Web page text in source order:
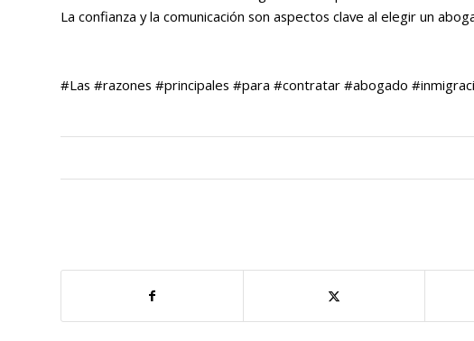
La confianza y la comunicación son aspectos clave al elegir un
#Las #razones #principales #para #contratar #abogado